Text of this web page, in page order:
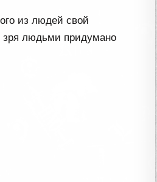
из людей свой
зря людьми придумано